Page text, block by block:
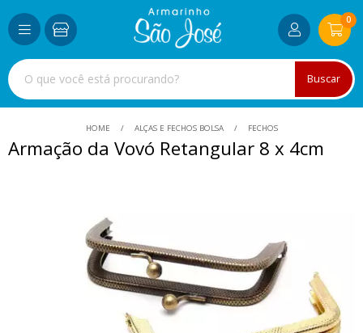
Buscar
0
HOME ALÇAS E FECHOS BOLSA FECHOS
Armação da Vovó Retangular 8 x 4cm